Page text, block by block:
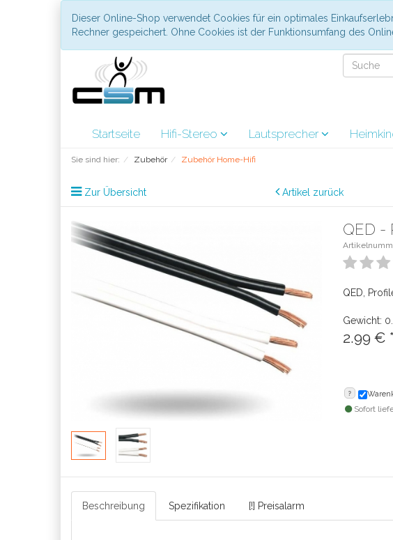
Dieser Online-Shop verwendet Cookies für ein optimales
Rechner gespeichert. Ohne Cookies ist der Funktionsumfang des
Startseite Hifi-Stereo Lautsprecher
Sie sind hier: Zubehör Zubehör Home-Hifi
Zur Übersicht Artikel zurück
QED -
QED,
Gewicht:
2.99 € *
?
Sofort
Beschreibung Spezifikation [!] Preisalarm